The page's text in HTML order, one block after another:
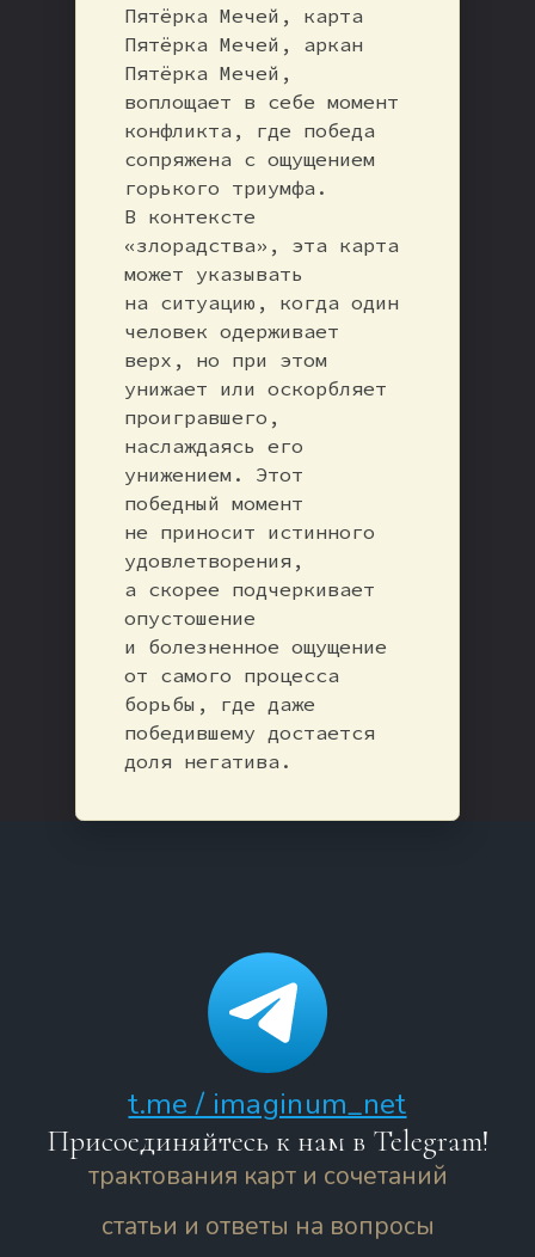
Пятёрка Мечей, карта
Пятёрка Мечей, аркан
Пятёрка Мечей,
воплощает в себе момент
конфликта, где победа
сопряжена с ощущением
горького триумфа.
В контексте
«злорадства», эта карта
может указывать
на ситуацию, когда один
человек одерживает
верх, но при этом
унижает или оскорбляет
проигравшего,
наслаждаясь его
унижением. Этот
победный момент
не приносит истинного
удовлетворения,
а скорее подчеркивает
опустошение
и болезненное ощущение
от самого процесса
борьбы, где даже
победившему достается
доля негатива.
t.me / imaginum_net
Присоединяйтесь к нам в Telegram!
трактования карт и сочетаний
статьи и ответы на вопросы